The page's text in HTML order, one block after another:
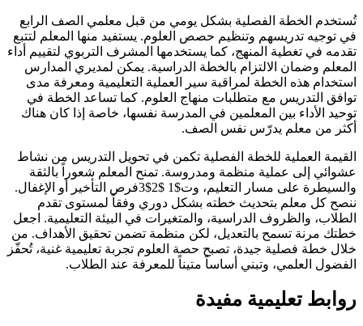
تُستخدم الخطة الفصلية بشكل يومي من قبل معلمي الصف الرابع
في توجيه تدريسهم وتنظيم حصص العلوم. يستفيد منها المعلم لتتبع
تقدمه في تغطية المنهج، كما يستخدمها المشرف التربوي لتقييم أداء
المعلم وضمان الالتزام بالخطة الدراسية. يمكن لمديري المدارس
استخدام هذه الخطة لمراقبة سير العملية التعليمية ومعرفة مدى
توافق التدريس مع متطلبات منهاج العلوم. كما تساعد الخطة في
توحيد الأداء بين المعلمين في المدرسة نفسها، خاصة إذا كان هناك
أكثر من معلم يدرّس نفس الصف.
القيمة العملية للخطة الفصلية تكمن في تحويل التدريس من نشاط
عشوائي إلى عملية منظمة ومدروسة. تمنح المعلم شعوراً بالثقة
والسيطرة على مسار التعليم، وت$1 $2$3فرص التأخير أو الإغفال.
ننصح كل معلم بتحديث خطته بشكل دوري وفقاً لمستوى تقدم
الطلاب، والظروف الدراسية، والمتغيرات في البيئة التعليمية. اجعل
خطتك مرنة تسمح بالتعديل، لكن منظمة تضمن تحقيق الأهداف. من
خلال خطة فصلية جيدة، تصبح حصة العلوم تجربة تعليمية غنية، تُحفّز
الفضول العلمي، وتبني أساساً متيناً للمعرفة عند الطلاب.
روابط تعليمية مفيدة